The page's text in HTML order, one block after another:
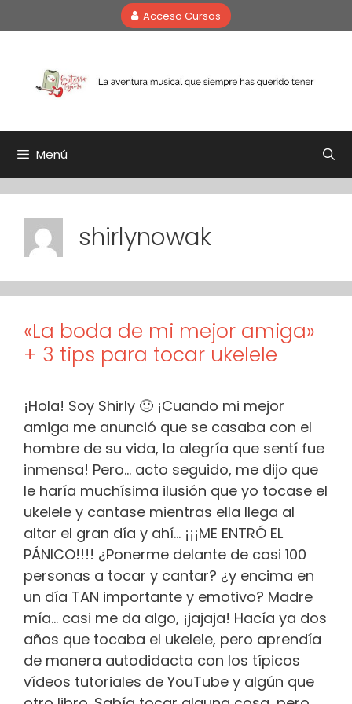
al
Acceso Cursos
Menú
shirlynowak
«La boda de mi mejor amiga»
+ 3 tips para tocar ukelele
¡Hola! Soy Shirly 🙂 ¡Cuando mi mejor
amiga me anunció que se casaba con el
hombre de su vida, la alegría que sentí fue
inmensa! Pero… acto seguido, me dijo que
le haría muchísima ilusión que yo tocase el
ukelele y cantase mientras ella llega al
altar el gran día y ahí… ¡¡¡ME ENTRÓ EL
PÁNICO!!!! ¿Ponerme delante de casi 100
personas a tocar y cantar? ¿y encima en
un día TAN importante y emotivo? Madre
mía… casi me da algo, ¡jajaja! Hacía ya dos
años que tocaba el ukelele, pero aprendía
de manera autodidacta con los típicos
vídeos tutoriales de YouTube y algún que